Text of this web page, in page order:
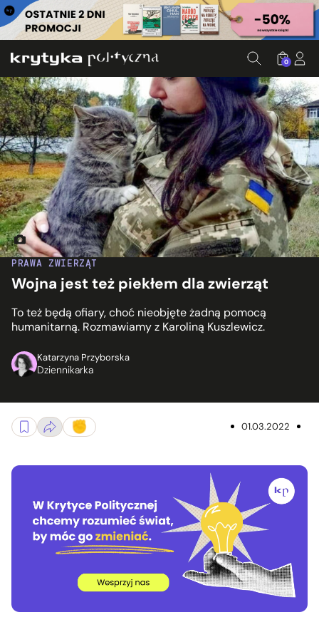
0
PRAWA ZWIERZĄT
Wojna jest też piekłem dla zwierząt
To też będą ofiary, choć nieobjęte żadną pomocą
humanitarną. Rozmawiamy z Karoliną Kuszlewicz.
Katarzyna Przyborska
Dziennikarka
Fot. Erdkadse/twitter.com
01.03.2022